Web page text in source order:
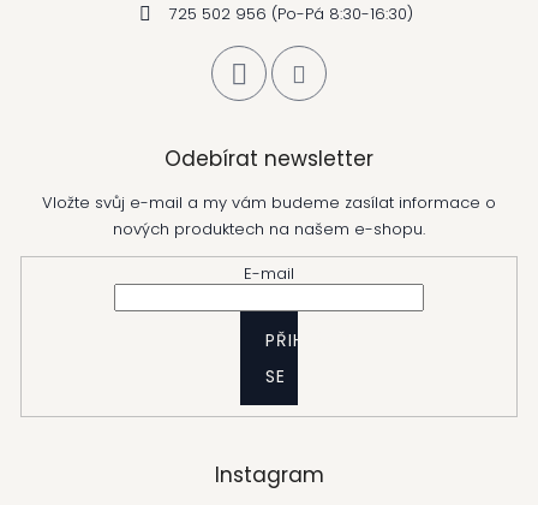
725 502 956 (Po-Pá 8:30-16:30)
Odebírat newsletter
Vložte svůj e-mail a my vám budeme zasílat informace o
nových produktech na našem e-shopu.
E-mail
PŘIHLÁSIT
SE
Instagram